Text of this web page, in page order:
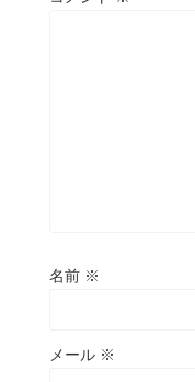
名前 ※
メール ※